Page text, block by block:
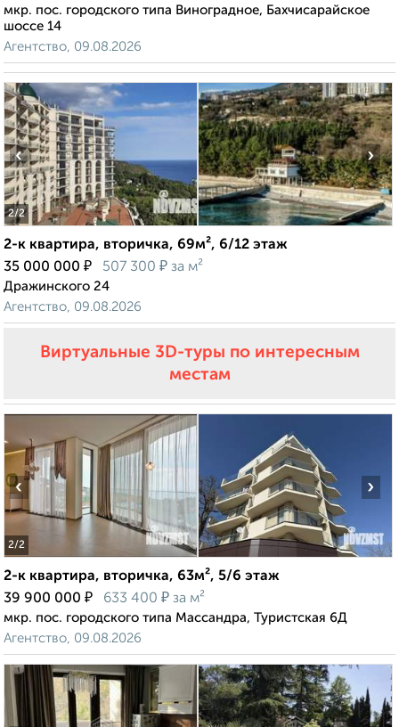
мкр. пос. городского типа Виноградное, Бахчисарайское
шоссе 14
Агентство, 09.08.2026
2/2
‹ ›
2-к квартира, вторичка, 69м², 6/12 этаж
35 000 000 ₽ 507 300 ₽ за м²
Дражинского 24
Агентство, 09.08.2026
Виртуальные 3D-туры по интересным
местам
2/2
‹ ›
2-к квартира, вторичка, 63м², 5/6 этаж
39 900 000 ₽ 633 400 ₽ за м²
мкр. пос. городского типа Массандра, Туристская 6Д
Агентство, 09.08.2026